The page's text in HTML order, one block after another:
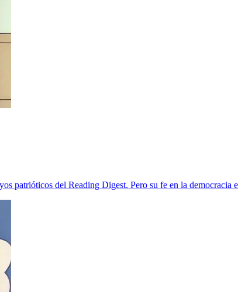
patrióticos del Reading Digest. Pero su fe en la democracia